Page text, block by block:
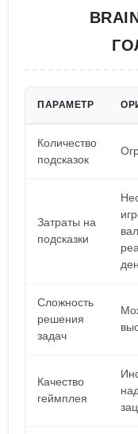
ПАРАМЕТР
Количество
подсказок
Затраты на
подсказки
Сложность
решения
задач
Качество
геймплея